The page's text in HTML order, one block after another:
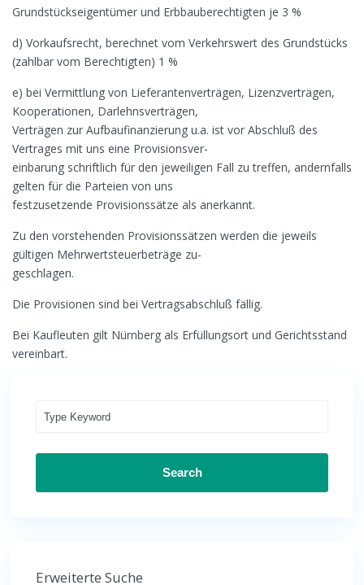
Grundstückseigentümer und Erbbauberechtigten je 3 %
d) Vorkaufsrecht, berechnet vom Verkehrswert des Grundstücks
(zahlbar vom Berechtigten) 1 %
e) bei Vermittlung von Lieferantenverträgen, Lizenzverträgen,
Kooperationen, Darlehnsverträgen,
Verträgen zur Aufbaufinanzierung u.a. ist vor Abschluß des
Vertrages mit uns eine Provisionsver-
einbarung schriftlich für den jeweiligen Fall zu treffen, andernfalls
gelten für die Parteien von uns
festzusetzende Provisionssätze als anerkannt.
Zu den vorstehenden Provisionssätzen werden die jeweils
gültigen Mehrwertsteuerbeträge zu-
geschlagen.
Die Provisionen sind bei Vertragsabschluß fällig.
Bei Kaufleuten gilt Nürnberg als Erfüllungsort und Gerichtsstand
vereinbart.
Search
Erweiterte Suche